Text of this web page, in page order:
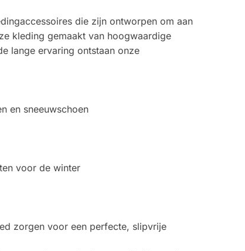
die zijn ontworpen om aan
kleding gemaakt van hoogwaardige
lange ervaring ontstaan onze
en sneeuwschoen
voor de winter
zorgen voor een perfecte, slipvrije